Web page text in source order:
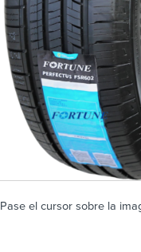
Pase el cursor sobre la